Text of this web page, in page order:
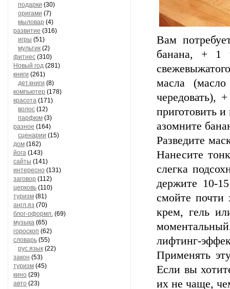
подарки (30)
оригами (7)
мыловар (4)
развитие (316)
игры (51)
мультик (2)
фитнес (310)
Новый год (281)
книги (261)
дет.книги (8)
компьютер (178)
красота (171)
волос (12)
парфюм (3)
разное (164)
сценарии (15)
дом (162)
йога (143)
сайты (141)
интересно (131)
заговор (112)
церковь (110)
туризм (81)
англ.яз (70)
блог-оформл. (69)
музыка (65)
гороскоп (62)
словарь (55)
рус.язык (22)
закон (53)
туризм (45)
кино (29)
авто (23)
Вам
банана, + 1
масла
чередовать),
приготовить
азомните
Разведите
Нанесите
слегка
держите 10-
смойте почти
крем, гель
лифтинг-
Применять
Если вы
их не чаще,